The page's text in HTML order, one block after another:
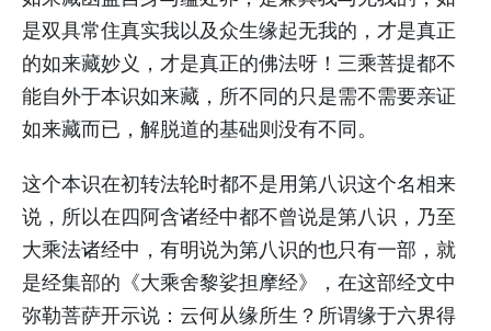
是双具常住真实我以及众生缘起无我的，才是真正
的如来藏妙义，才是真正的佛法呀！三乘菩提都不
能自外于本识如来藏，所不同的只是需不需要亲证
如来藏而已，解脱道的基础则没有不同。
这个本识在初转法轮时都不是用第八识这个名相来
说，所以在四阿含诸经中都不曾说是第八识，乃至
大乘法诸经中，有明说为第八识的也只有一部，就
是经集部的《大乘舍黎娑担摩经》，在这部经文中
弥勒菩萨开示说：云何从缘所生？所谓缘于六界得